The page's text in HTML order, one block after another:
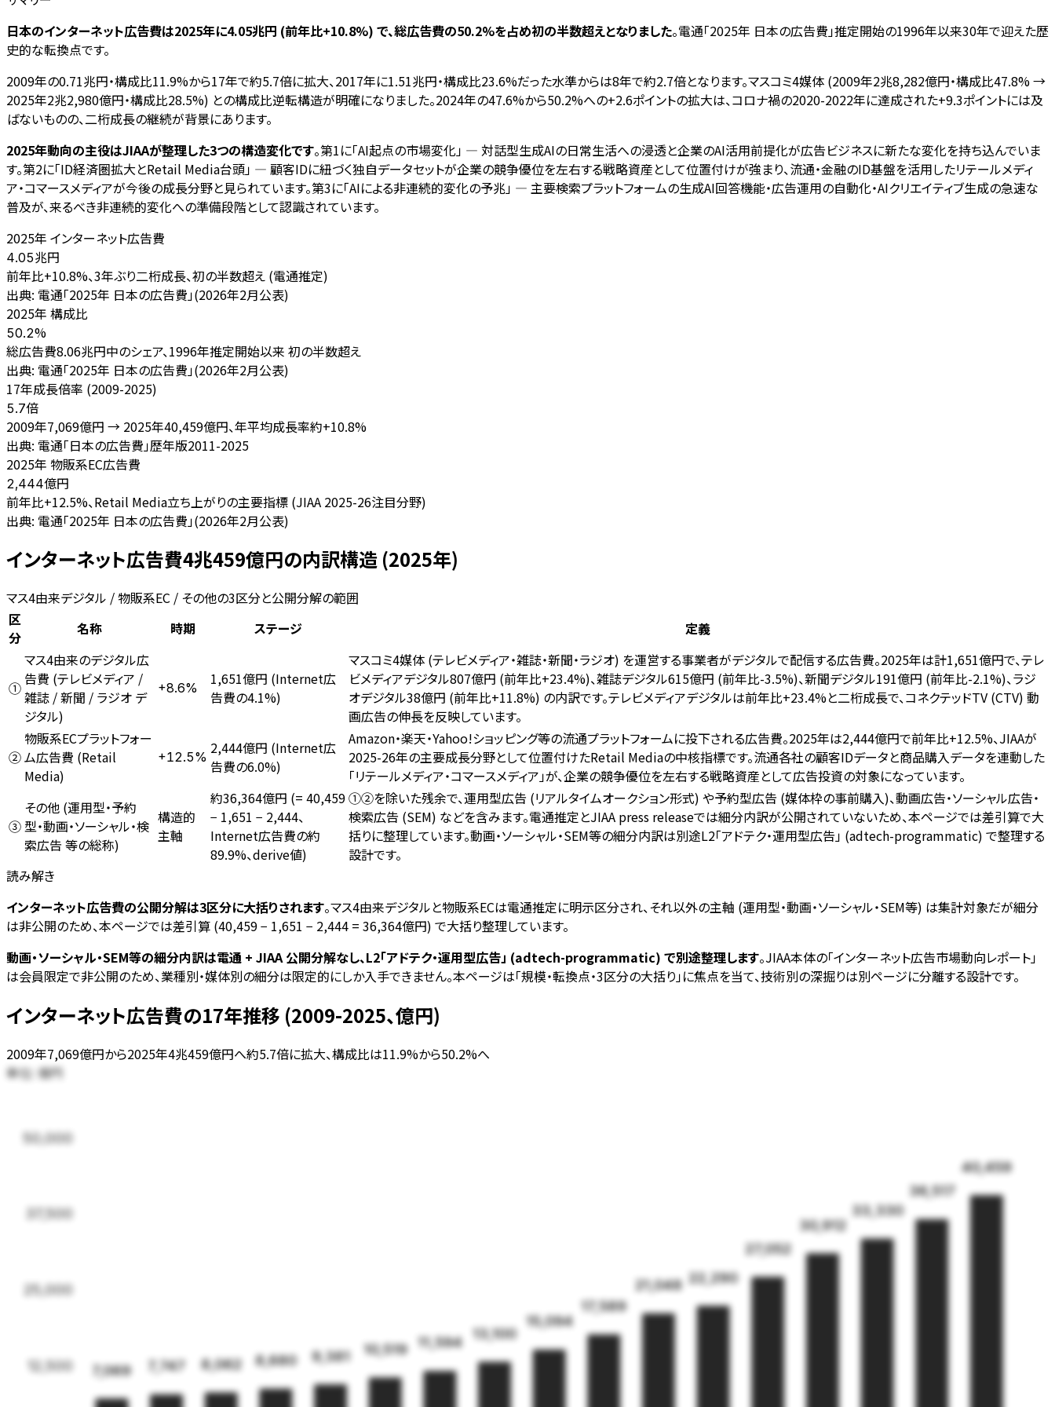
日本のインターネット広告費は2025年に4.05兆円 (前年比+10.8%) で、総広告費の50.2%を占め初の半数超えとなりました。電通「2025年 日本の広告費」推定開始の1996年以来30年で迎えた歴
史的な転換点です。
2009年の0.71兆円・構成比11.9%から17年で約5.7倍に拡大、2017年に1.51兆円・構成比23.6%だった水準からは8年で約2.7倍となります。マスコミ4媒体 (2009年2兆8,282億円・構成比47.8% →
2025年2兆2,980億円・構成比28.5%) との構成比逆転構造が明確になりました。2024年の47.6%から50.2%への+2.6ポイントの拡大は、コロナ禍の2020-2022年に達成された+9.3ポイントには及
ばないものの、二桁成長の継続が背景にあります。
2025年動向の主役はJIAAが整理した3つの構造変化です。第1に「AI起点の市場変化」 — 対話型生成AIの日常生活への浸透と企業のAI活用前提化が広告ビジネスに新たな変化を持ち込んでいま
す。第2に「ID経済圏拡大とRetail Media台頭」 — 顧客IDに紐づく独自データセットが企業の競争優位を左右する戦略資産として位置付けが強まり、流通・金融のID基盤を活用したリテールメディ
ア・コマースメディアが今後の成長分野と見られています。第3に「AIによる非連続的変化の予兆」 — 主要検索プラットフォームの生成AI回答機能・広告運用の自動化・AIクリエイティブ生成の急速な
普及が、来るべき非連続的変化への準備段階として認識されています。
2025年 インターネット広告費
4.05兆円
前年比+10.8%、3年ぶり二桁成長、初の半数超え (電通推定)
出典: 電通「2025年 日本の広告費」(2026年2月公表)
2025年 構成比
50.2%
総広告費8.06兆円中のシェア、1996年推定開始以来 初の半数超え
出典: 電通「2025年 日本の広告費」(2026年2月公表)
17年成長倍率 (2009-2025)
5.7倍
2009年7,069億円 → 2025年40,459億円、年平均成長率約+10.8%
出典: 電通「日本の広告費」歴年版2011-2025
2025年 物販系EC広告費
2,444億円
前年比+12.5%、Retail Media立ち上がりの主要指標 (JIAA 2025-26注目分野)
出典: 電通「2025年 日本の広告費」(2026年2月公表)
インターネット広告費4兆459億円の内訳構造 (2025年)
マス4由来デジタル / 物販系EC / その他の3区分と公開分解の範囲
区
分
名称 時期 ステージ 定義
①
マス4由来のデジタル広
告費 (テレビメディア /
雑誌 / 新聞 / ラジオ デ
ジタル)
+8.6%
1,651億円 (Internet広
告費の4.1%)
マスコミ4媒体 (テレビメディア・雑誌・新聞・ラジオ) を運営する事業者がデジタルで配信する広告費。2025年は計1,651億円で、テレ
ビメディアデジタル807億円 (前年比+23.4%)、雑誌デジタル615億円 (前年比-3.5%)、新聞デジタル191億円 (前年比-2.1%)、ラジ
オデジタル38億円 (前年比+11.8%) の内訳です。テレビメディアデジタルは前年比+23.4%と二桁成長で、コネクテッドTV (CTV) 動
画広告の伸長を反映しています。
②
物販系ECプラットフォー
ム広告費 (Retail
Media)
+12.5% 2,444億円 (Internet広
告費の6.0%)
Amazon・楽天・Yahoo!ショッピング等の流通プラットフォームに投下される広告費。2025年は2,444億円で前年比+12.5%、JIAAが
2025-26年の主要成長分野として位置付けたRetail Mediaの中核指標です。流通各社の顧客IDデータと商品購入データを連動した
「リテールメディア・コマースメディア」が、企業の競争優位を左右する戦略資産として広告投資の対象になっています。
③
その他 (運用型・予約
型・動画・ソーシャル・検
索広告 等の総称)
構造的
主軸
約36,364億円 (= 40,459
− 1,651 − 2,444、
Internet広告費の約
89.9%、derive値)
①②を除いた残余で、運用型広告 (リアルタイムオークション形式) や予約型広告 (媒体枠の事前購入)、動画広告・ソーシャル広告・
検索広告 (SEM) などを含みます。電通推定とJIAA press releaseでは細分内訳が公開されていないため、本ページでは差引算で大
括りに整理しています。動画・ソーシャル・SEM等の細分内訳は別途L2「アドテク・運用型広告」 (adtech-programmatic) で整理する
設計です。
読み解き
インターネット広告費の公開分解は3区分に大括りされます。マス4由来デジタルと物販系ECは電通推定に明示区分され、それ以外の主軸 (運用型・動画・ソーシャル・SEM等) は集計対象だが細分
は非公開のため、本ページでは差引算 (40,459 − 1,651 − 2,444 = 36,364億円) で大括り整理しています。
動画・ソーシャル・SEM等の細分内訳は電通 + JIAA 公開分解なし、L2「アドテク・運用型広告」 (adtech-programmatic) で別途整理します。JIAA本体の「インターネット広告市場動向レポート」
は会員限定で非公開のため、業種別・媒体別の細分は限定的にしか入手できません。本ページは「規模・転換点・3区分の大括り」に焦点を当て、技術別の深掘りは別ページに分離する設計です。
インターネット広告費の17年推移 (2009-2025、億円)
2009年7,069億円から2025年4兆459億円へ約5.7倍に拡大、構成比は11.9%から50.2%へ
単位:億円
12,500
25,000
37,500
50,000
7,069 7,747 8,062 8,680 9,381 10,519 11,594
13,100
15,094
17,589
21,048 22,290
27,052
30,912
33,330
36,517
40,459